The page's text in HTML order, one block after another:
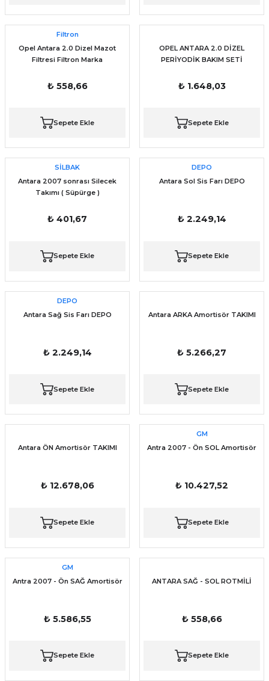
Filtron
Opel Antara 2.0 Dizel Mazot
Filtresi Filtron Marka
₺ 558,66
Sepete Ekle
OPEL ANTARA 2.0 DİZEL
PERİYODİK BAKIM SETİ
₺ 1.648,03
Sepete Ekle
SİLBAK
Antara 2007 sonrası Silecek
Takımı ( Süpürge )
₺ 401,67
Sepete Ekle
DEPO
Antara Sol Sis Farı DEPO
₺ 2.249,14
Sepete Ekle
DEPO
Antara Sağ Sis Farı DEPO
₺ 2.249,14
Sepete Ekle
Antara ARKA Amortisör TAKIMI
₺ 5.266,27
Sepete Ekle
Antara ÖN Amortisör TAKIMI
₺ 12.678,06
Sepete Ekle
GM
Antra 2007 - Ön SOL Amortisör
₺ 10.427,52
Sepete Ekle
GM
Antra 2007 - Ön SAĞ Amortisör
₺ 5.586,55
Sepete Ekle
ANTARA SAĞ - SOL ROTMİLİ
₺ 558,66
Sepete Ekle